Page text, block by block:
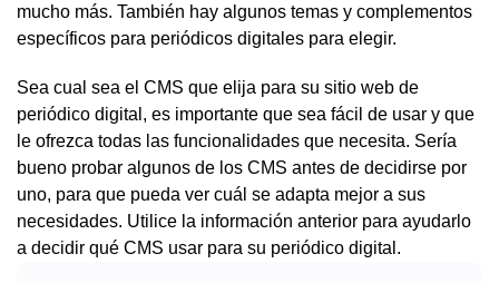
mucho más. También hay algunos temas y complementos
específicos para periódicos digitales para elegir.
Sea cual sea el CMS que elija para su sitio web de
periódico digital, es importante que sea fácil de usar y que
le ofrezca todas las funcionalidades que necesita. Sería
bueno probar algunos de los CMS antes de decidirse por
uno, para que pueda ver cuál se adapta mejor a sus
necesidades. Utilice la información anterior para ayudarlo
a decidir qué CMS usar para su periódico digital.